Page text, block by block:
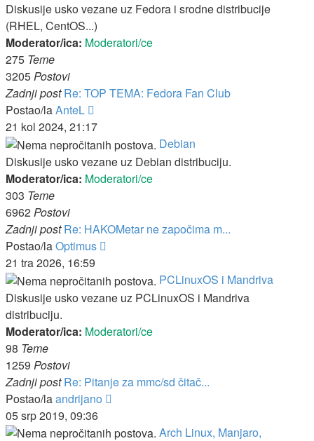
Diskusije usko vezane uz Fedora i srodne distribucije
(RHEL, CentOS...)
Moderator/ica: Moderatori/ce
275 Teme
3205Postovi
Zadnji post Re: TOP TEMA: Fedora Fan Club
Postao/laAnteL
post
21 kol 2024, 21:17
Debian
Diskusije usko vezane uz Debian distribuciju.
Moderator/ica: Moderatori/ce
303 Teme
6962Postovi
Zadnji post Re: HAKOMetar ne započima m...
Postao/laOptimus
21 tra 2026, 16:59
PCLinuxOS i Mandriva
Diskusije usko vezane uz PCLinuxOS i Mandriva
distribuciju.
Moderator/ica: Moderatori/ce
98 Teme
1259 Postovi
Zadnji post Re: Pitanje za mmc/sd čitač...
Postao/laandrijano
05 srp 2019, 09:36
Arch Linux, Manjaro,